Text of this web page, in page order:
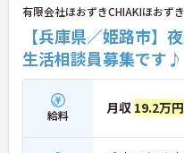
有限会社ほおずきCHIAKIほおず
【兵庫県／姫路市】
生活相談員募集です♪
給料 月収 19.2万